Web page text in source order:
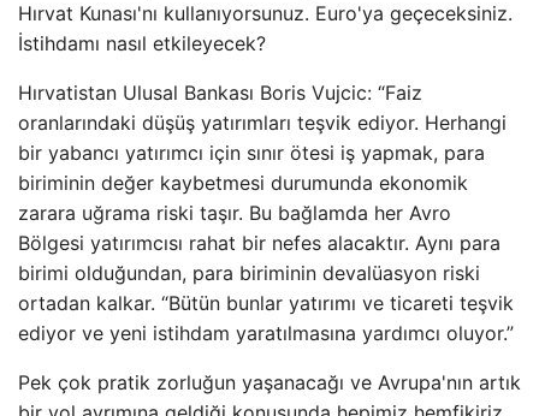
Hırvat Kunası'nı kullanıyorsunuz. Euro'ya geçeceksiniz.
İstihdamı nasıl etkileyecek?
Hırvatistan Ulusal Bankası Boris Vujcic: “Faiz
oranlarındaki düşüş yatırımları teşvik ediyor. Herhangi
bir yabancı yatırımcı için sınır ötesi iş yapmak, para
biriminin değer kaybetmesi durumunda ekonomik
zarara uğrama riski taşır. Bu bağlamda her Avro
Bölgesi yatırımcısı rahat bir nefes alacaktır. Aynı para
birimi olduğundan, para biriminin devalüasyon riski
ortadan kalkar. “Bütün bunlar yatırımı ve ticareti teşvik
ediyor ve yeni istihdam yaratılmasına yardımcı oluyor.”
Pek çok pratik zorluğun yaşanacağı ve Avrupa'nın artık